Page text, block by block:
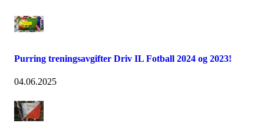
Purring treningsavgifter Driv IL Fotball 2024 og 2023!
04.06.2025